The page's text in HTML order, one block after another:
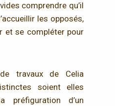
comprendre qu’il
les opposés,
et se compléter pour
travaux de Celia
soient elles
préfiguration d’un